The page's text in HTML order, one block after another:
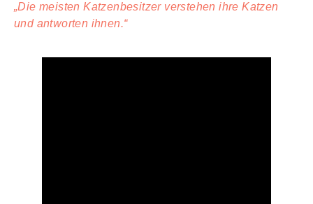
„Die meisten Katzenbesitzer verstehen ihre Katzen
und antworten ihnen.“